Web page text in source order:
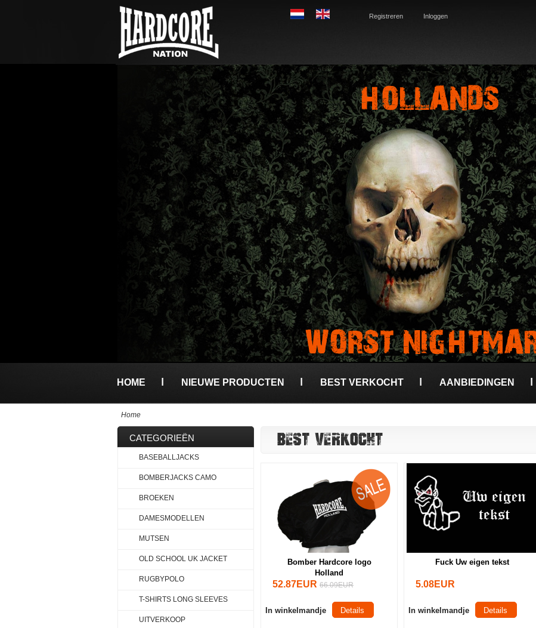
Registreren Inloggen
HOME NIEUWE PRODUCTEN BEST VERKOCHT AANBIEDINGEN
Home
BEST VERKOCHT
Bomber Hardcore logo
Holland
52.87EUR 66.09EUR
In winkelmandje Details
Fuck Uw eigen tekst
5.08EUR
In winkelmandje Details
CATEGORIEËN
BASEBALLJACKS
BOMBERJACKS CAMO
BROEKEN
DAMESMODELLEN
MUTSEN
OLD SCHOOL UK JACKET
RUGBYPOLO
T-SHIRTS LONG SLEEVES
UITVERKOOP